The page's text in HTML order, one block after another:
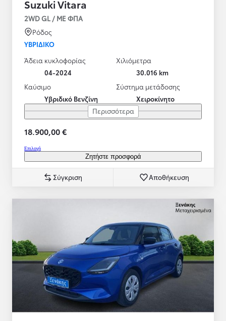
Suzuki Vitara
2WD GL / ΜΕ ΦΠΑ
Ρόδος
ΥΒΡΙΔΙΚΌ
Άδεια κυκλοφορίας
04-2024
Χιλιόμετρα
30.016 km
Καύσιμο
Υβριδικό Βενζίνη
Σύστημα μετάδοσης
Χειροκίνητο
Περισσότερα
18.900,00 €
Επιλογή
Ζητήστε προσφορά
Σύγκριση Αποθήκευση